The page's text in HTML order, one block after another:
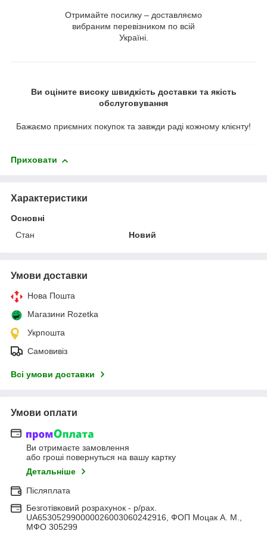
Отримайте посилку – доставляємо
вибраним перевізником по всій
Україні.
Ви оціните високу швидкість доставки та якість
обслуговування
Бажаємо приємних покупок та завжди раді кожному клієнту!
Приховати
Характеристики
Основні
Стан
Новий
Умови доставки
Нова Пошта
Магазини Rozetka
Укрпошта
Самовивіз
Всі умови доставки
Умови оплати
Ви отримаєте замовлення
або гроші повернуться на вашу картку
Детальніше
Післяплата
Безготівковий розрахунок - р/рах.
UA653052990000026003060242916, ФОП Моцак А. М.,
МФО 305299